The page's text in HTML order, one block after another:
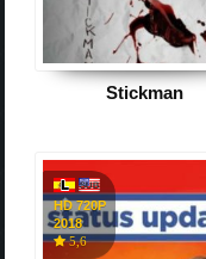
Stickman
HD 720P
2018
5,6